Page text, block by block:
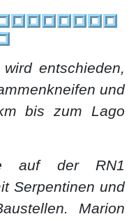
entschieden,
und
bis zum Lago
auf der RN1
Serpentinen und
Marion